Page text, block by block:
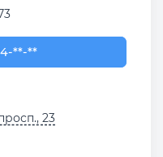
96-22
**-**
23